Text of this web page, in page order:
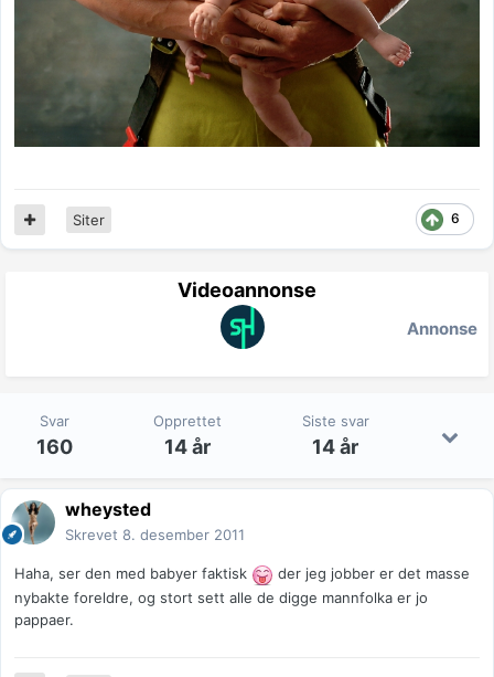
6
Siter
Videoannonse
Annonse
Svar
160
Opprettet
14 år
Siste svar
14 år
wheysted
Skrevet 8. desember 2011
Haha, ser den med babyer faktisk
der jeg jobber er det masse
nybakte foreldre, og stort sett alle de digge mannfolka er jo
pappaer.